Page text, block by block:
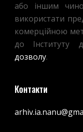
або іншим
використати
комерційною
до Інституту
дозволу.
Контакти